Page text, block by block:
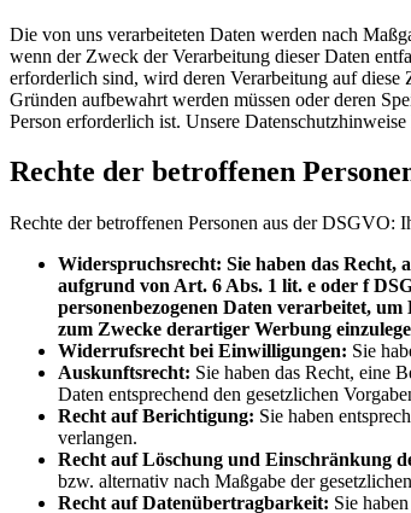
Die von uns verarbeiteten Daten werden nach
wenn der Zweck der Verarbeitung dieser Daten
erforderlich sind, wird deren Verarbeitung auf
Gründen aufbewahrt werden müssen oder deren
Person erforderlich ist. Unsere
Rechte der betroffenen
Rechte der betroffenen Personen aus der DSGVO:
Widerspruchsrecht: Sie haben das Recht,
aufgrund von Art. 6 Abs. 1 lit. e oder f
personenbezogenen Daten verarbeitet,
zum Zwecke derartiger Werbung
Widerrufsrecht bei Einwilligungen: Sie
Auskunftsrecht: Sie haben das Recht, eine
Daten entsprechend den gesetzlichen
Recht auf Berichtigung: Sie haben
verlangen.
Recht auf Löschung und Einschränkung
bzw. alternativ nach Maßgabe der
Recht auf Datenübertragbarkeit: Sie